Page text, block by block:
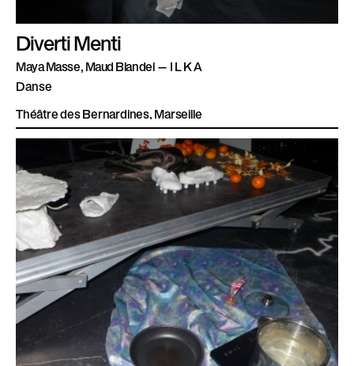
Diverti Menti
Maya Masse, Maud Blandel — I L K A
Danse
Théâtre des Bernardines, Marseille